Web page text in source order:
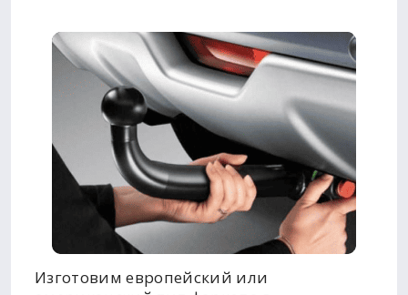
Изготовим европейский или